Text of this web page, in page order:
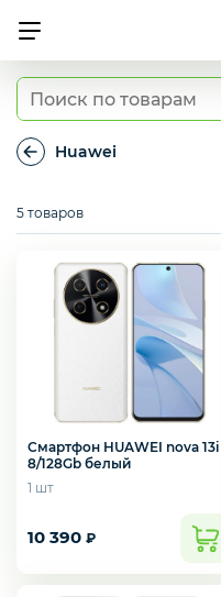
Смартфоны
Ноутбуки
Игровые
Смарт-часы
Huawei
5 товаров
Смартфон HUAWEI nova 13i
8/128Gb белый
1 шт
10 390 ₽